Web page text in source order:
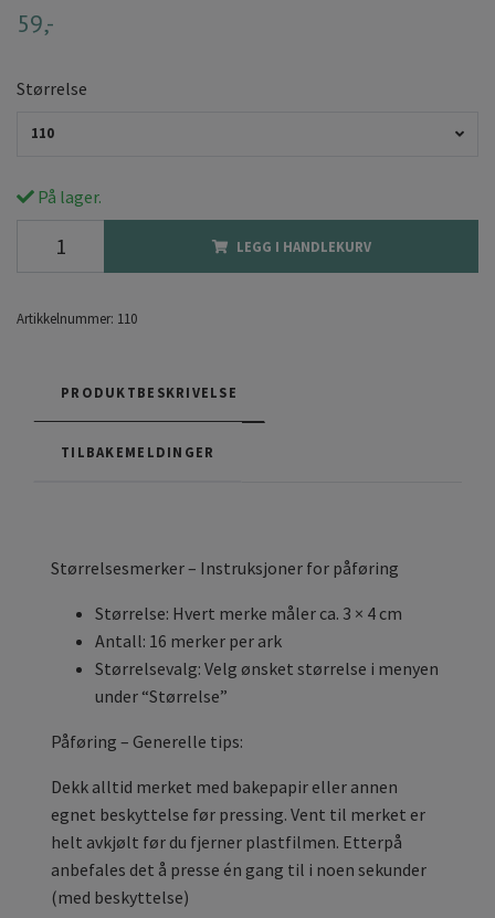
59,-
Størrelse
110
På lager.
LEGG I HANDLEKURV
Artikkelnummer: 110
PRODUKTBESKRIVELSE
TILBAKEMELDINGER
Størrelsesmerker – Instruksjoner for påføring
Størrelse: Hvert merke måler ca. 3 × 4 cm
Antall: 16 merker per ark
Størrelsevalg: Velg ønsket størrelse i menyen
under “Størrelse”
Påføring – Generelle tips:
Dekk alltid merket med bakepapir eller annen
egnet beskyttelse før pressing. Vent til merket er
helt avkjølt før du fjerner plastfilmen. Etterpå
anbefales det å presse én gang til i noen sekunder
(med beskyttelse)